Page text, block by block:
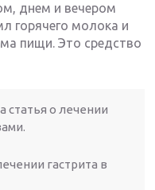
днем и вечером
горячего молока и
пищи. Это средство
статья о лечении
гастрита в